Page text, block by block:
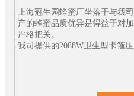
上海冠生园蜂蜜厂坐落于与我
产的蜂蜜品质优异是得益于对
严格把关。
我司提供的2088W卫生型卡箍